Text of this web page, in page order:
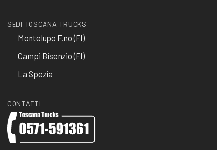
SEDI TOSCANA TRUCKS
Montelupo F.no (FI)
Campi Bisenzio (FI)
La Spezia
CONTATTI